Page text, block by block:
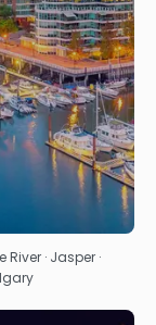
River · Jasper ·